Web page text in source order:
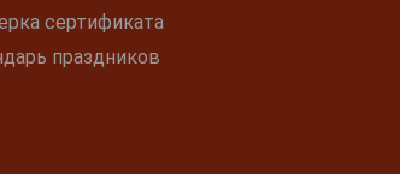
сертификата
праздников